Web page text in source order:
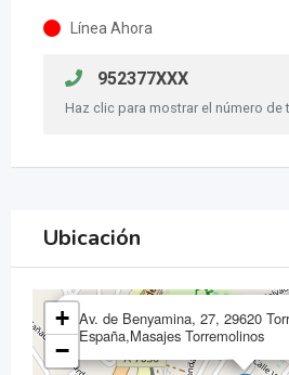
Línea Ahora
952377XXX
Haz clic para mostrar el número de
Ubicación
Av. de Benyamina, 27, 29620
España,Masajes Torremolinos
+
−